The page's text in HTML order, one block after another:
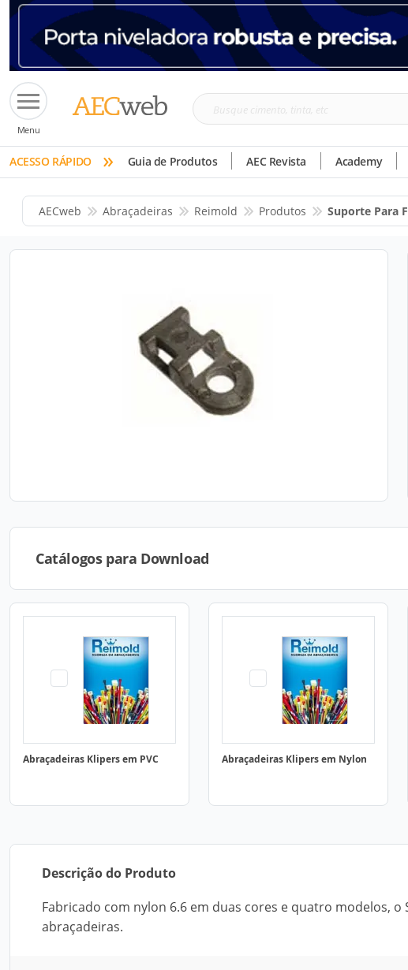
Menu
Busque
tinta,
etc
ACESSO RÁPIDO » Guia de Produtos AEC Revista Academy
AECweb Abraçadeiras Reimold Produtos Suporte Para
Catálogos para Download
Abraçadeiras Klipers em PVC Abraçadeiras Klipers em Nylon
Descrição do Produto
Fabricado com nylon 6.6 em duas cores e quatro modelos,
abraçadeiras.